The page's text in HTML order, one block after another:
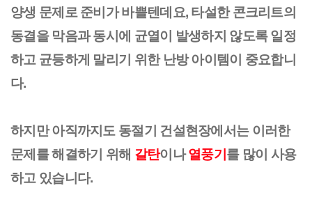
양생 문제로 준비가 바쁠텐데요, 타설한 콘크리트의
동결을 막음과 동시에 균열이 발생하지 않도록 일정
하고 균등하게 말리기 위한 난방 아이템이 중요합니
다.
하지만 아직까지도 동절기 건설현장에서는 이러한
문제를 해결하기 위해 갈탄이나열풍기 를 많이 사용
하고 있습니다.